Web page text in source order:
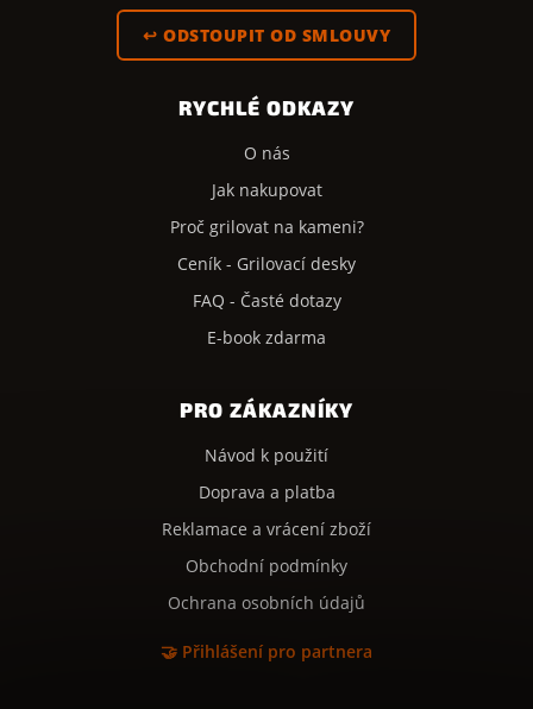
↩ ODSTOUPIT OD SMLOUVY
RYCHLÉ ODKAZY
O nás
Jak nakupovat
Proč grilovat na kameni?
Ceník - Grilovací desky
FAQ - Časté dotazy
E-book zdarma
PRO ZÁKAZNÍKY
Návod k použití
Doprava a platba
Reklamace a vrácení zboží
Obchodní podmínky
Ochrana osobních údajů
🤝 Přihlášení pro partnera